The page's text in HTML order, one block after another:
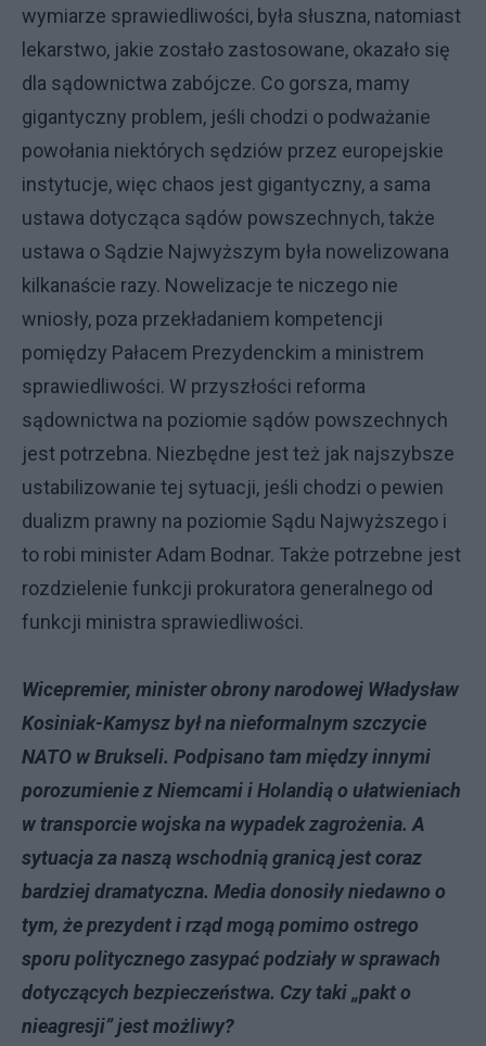
wymiarze sprawiedliwości, była słuszna, natomiast
lekarstwo, jakie zostało zastosowane, okazało się
dla sądownictwa zabójcze. Co gorsza, mamy
gigantyczny problem, jeśli chodzi o podważanie
powołania niektórych sędziów przez europejskie
instytucje, więc chaos jest gigantyczny, a sama
ustawa dotycząca sądów powszechnych, także
ustawa o Sądzie Najwyższym była nowelizowana
kilkanaście razy. Nowelizacje te niczego nie
wniosły, poza przekładaniem kompetencji
pomiędzy Pałacem Prezydenckim a ministrem
sprawiedliwości. W przyszłości reforma
sądownictwa na poziomie sądów powszechnych
jest potrzebna. Niezbędne jest też jak najszybsze
ustabilizowanie tej sytuacji, jeśli chodzi o pewien
dualizm prawny na poziomie Sądu Najwyższego i
to robi minister Adam Bodnar. Także potrzebne jest
rozdzielenie funkcji prokuratora generalnego od
funkcji ministra sprawiedliwości.
Wicepremier, minister obrony narodowej Władysław
Kosiniak-Kamysz był na nieformalnym szczycie
NATO w Brukseli. Podpisano tam między innymi
porozumienie z Niemcami i Holandią o ułatwieniach
w transporcie wojska na wypadek zagrożenia. A
sytuacja za naszą wschodnią granicą jest coraz
bardziej dramatyczna. Media donosiły niedawno o
tym, że prezydent i rząd mogą pomimo ostrego
sporu politycznego zasypać podziały w sprawach
dotyczących bezpieczeństwa. Czy taki „pakt o
nieagresji” jest możliwy?